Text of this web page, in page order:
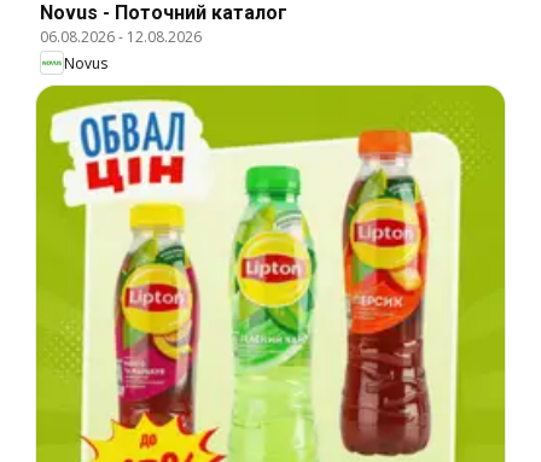
Novus - Поточний каталог
06.08.2026- 12.08.2026
Novus